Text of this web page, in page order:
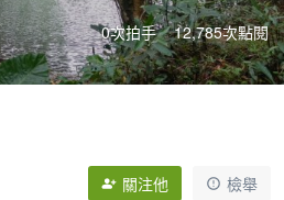
0次拍手 12,785次點閱
關注他 檢舉